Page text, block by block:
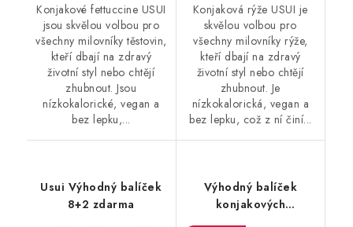
Konjakové fettuccine USUI
jsou skvělou volbou pro
všechny milovníky těstovin,
kteří dbají na zdravý
životní styl nebo chtějí
zhubnout. Jsou
nízkokalorické, vegan a
bez lepku,...
Konjaková rýže USUI je
skvělou volbou pro
všechny milovníky rýže,
kteří dbají na zdravý
životní styl nebo chtějí
zhubnout. Je
nízkokalorická, vegan a
bez lepku, což z ní činí...
Usui Výhodný balíček
8+2 zdarma
Výhodný balíček
konjakových